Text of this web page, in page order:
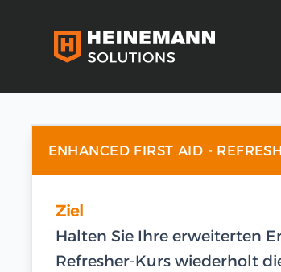
ENHANCED FIRST AID -
Ziel
Halten Sie Ihre erweiterten
Refresher-Kurs wiederholt